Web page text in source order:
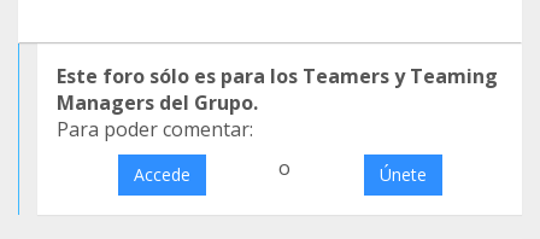
Este foro sólo es para los Teamers y Teaming
Managers del Grupo.
Para poder comentar:
Accede o Únete